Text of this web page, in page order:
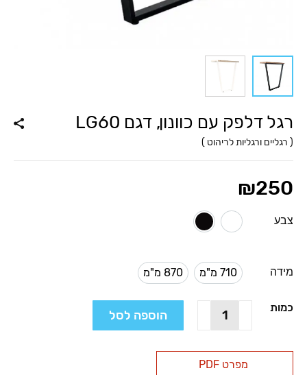
רגל דלפק עם כוונון, דגם LG60
( רגליים ורגליות לריהוט )
₪250
צבע
לבן מטשחור מט
מידה 710 מ"מ 710 מ"מ 870 מ"מ 870 מ"מ
כמות
דלפק
עם
הוספה לסל
מפרט PDF